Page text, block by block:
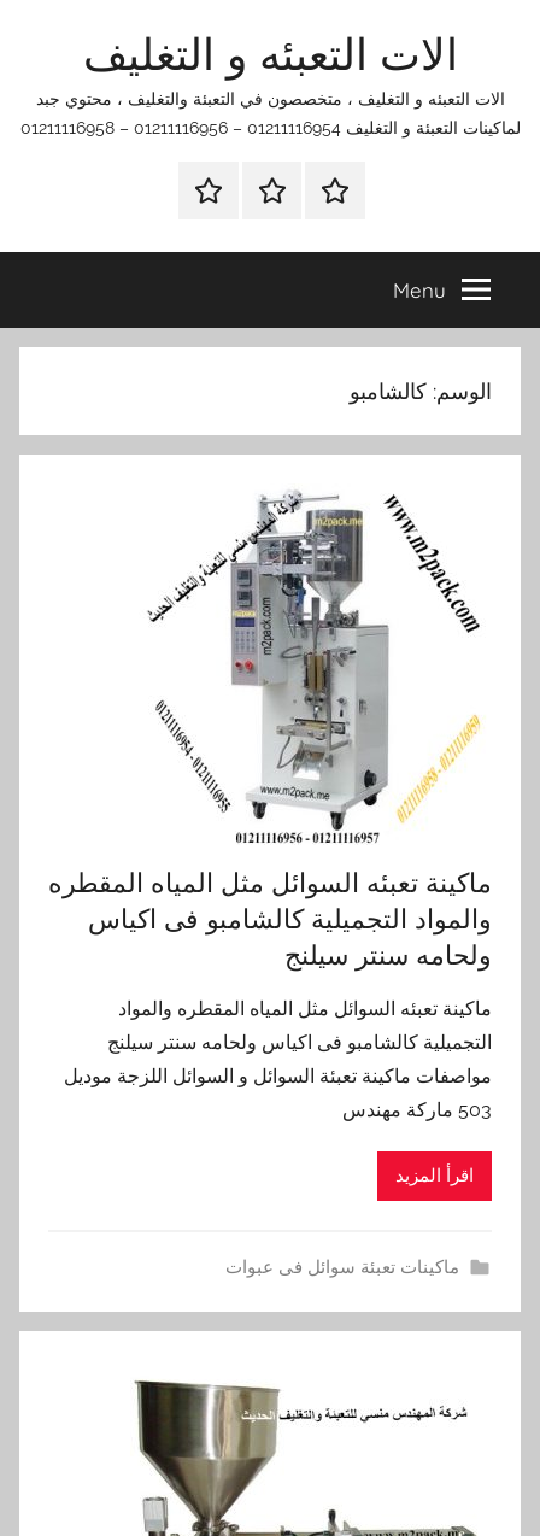
الات التعبئه و التغليف
الات التعبئه و التغليف ، متخصصون في التعبئة والتغليف ، محتوي جبد
لماكينات التعبئة و التغليف 01211116954 – 01211116956 – 01211116958
الرئيسيةاتصل
اتـصـل
في
التي
Menu
الوسم: كالشامبو
ماكينة تعبئه السوائل مثل المياه المقطره
والمواد التجميلية كالشامبو فى اكياس
ولحامه سنتر سيلنج
ماكينة تعبئه السوائل مثل المياه المقطره والمواد
التجميلية كالشامبو فى اكياس ولحامه سنتر سيلنج
مواصفات ماكينة تعبئة السوائل و السوائل اللزجة موديل
503 ماركة مهندس
اقرأ المزيد
ماكينات تعبئة سوائل فى عبوات